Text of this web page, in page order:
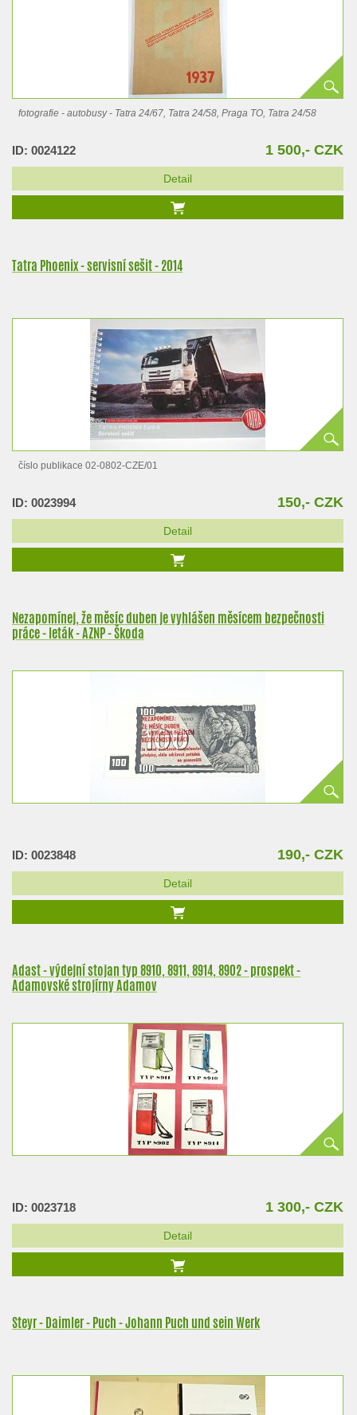
fotografie - autobusy - Tatra 24/67, Tatra 24/58, Praga TO, Tatra 24/58
ID: 0024122 1 500,- CZK
Detail
Tatra Phoenix - servisní sešit - 2014
číslo publikace 02-0802-CZE/01
ID: 0023994 150,- CZK
Detail
Nezapomínej, že měsíc duben je vyhlášen měsícem bezpečnosti
práce - leták - AZNP - Škoda
ID: 0023848 190,- CZK
Detail
Adast - výdejní stojan typ 8910, 8911, 8914, 8902 - prospekt -
Adamovské strojírny Adamov
ID: 0023718 1 300,- CZK
Detail
Steyr - Daimler - Puch - Johann Puch und sein Werk